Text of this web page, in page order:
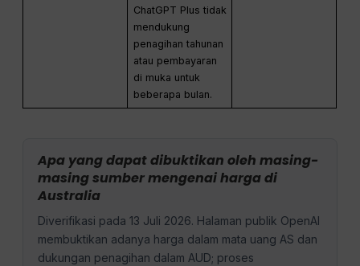
ChatGPT Plus tidak
mendukung
penagihan tahunan
atau pembayaran
di muka untuk
beberapa bulan.
Apa yang dapat dibuktikan oleh masing-
masing sumber mengenai harga di
Australia
Diverifikasi pada 13 Juli 2026. Halaman publik OpenAI
membuktikan adanya harga dalam mata uang AS dan
dukungan penagihan dalam AUD; proses